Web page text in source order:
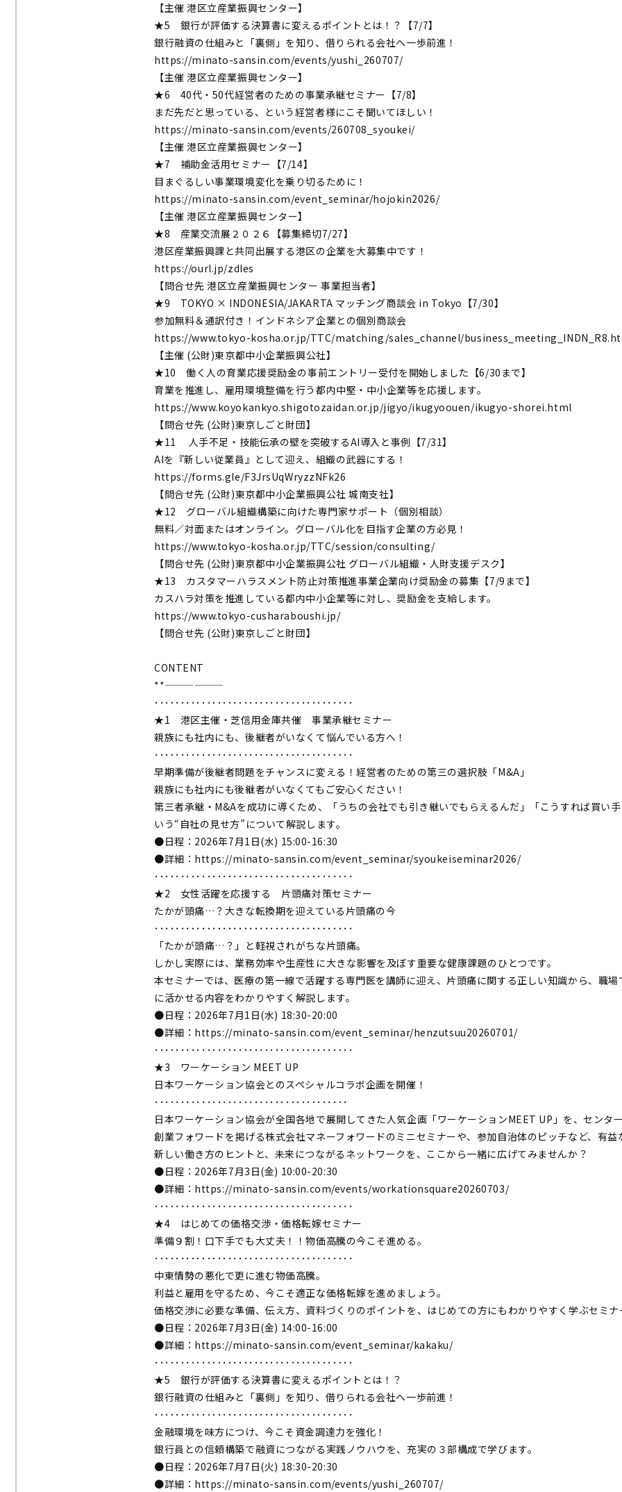
【主催 港区立産業振興センター】
★5 銀⾏が評価する決算書に変えるポイントとは！？【7/7】
銀行融資の仕組みと「裏側」を知り、借りられる会社へ一歩前進！
https://minato-sansin.com/events/yushi_260707/
【主催 港区立産業振興センター】
★6 40代・50代経営者のための事業承継セミナー【7/8】
まだ先だと思っている、という経営者様にこそ聞いてほしい！
https://minato-sansin.com/events/260708_syoukei/
【主催 港区立産業振興センター】
★7 補助金活用セミナー【7/14】
目まぐるしい事業環境変化を乗り切るために！
https://minato-sansin.com/event_seminar/hojokin2026/
【主催 港区立産業振興センター】
★8 産業交流展２０２６【募集締切7/27】
港区産業振興課と共同出展する港区の企業を大募集中です！
https://ourl.jp/zdIes
【問合せ先 港区立産業振興センター 事業担当者】
★9 TOKYO × INDONESIA/JAKARTA マッチング商談会 in Tokyo【7/30】
参加無料＆通訳付き！インドネシア企業との個別商談会
https://www.tokyo-kosha.or.jp/TTC/matching/sales_channel/
【主催 (公財)東京都中小企業振興公社】
★10 働く人の育業応援奨励金の事前エントリー受付を開始しました【6/30まで】
育業を推進し、雇用環境整備を行う都内中堅・中小企業等を応援します。
https://www.koyokankyo.shigotozaidan.or.jp/jigyo/ikugyoouen/ikugyo-shorei.html
【問合せ先 (公財)東京しごと財団】
★11 人手不足・技能伝承の壁を突破するAI導入と事例【7/31】
AIを『新しい従業員』として迎え、組織の武器にする！
https://forms.gle/F3JrsUqWryzzNFk26
【問合せ先 (公財)東京都中小企業振興公社 城南支社】
★12 グローバル組織構築に向けた専門家サポート（個別相談）
無料／対面またはオンライン。グローバル化を目指す企業の方必見！
https://www.tokyo-kosha.or.jp/TTC/session/consulting/
【問合せ先 (公財)東京都中小企業振興公社 グローバル組織・人財支援デスク】
★13 カスタマーハラスメント防止対策推進事業企業向け奨励金の募集【7/9まで】
カスハラ対策を推進している都内中小企業等に対し、奨励金を支給します。
https://www.tokyo-cusharaboushi.jp/
【問合せ先 (公財)東京しごと財団】
CONTENT
**——————
･･････････････････････････････････････
★1 港区主催・芝信用金庫共催 事業承継セミナー
親族にも社内にも、後継者がいなくて悩んでいる方へ！
･･････････････････････････････････････
早期準備が後継者問題をチャンスに変える！経営者のための第三の選択肢「M&A」
親族にも社内にも後継者がいなくてもご安心ください！
第三者承継・M&Aを成功に導くため、「うちの会社でも引き継いでもらえるんだ」「こうすれば買い
いう“自社の見せ方”について解説します。
●日程：2026年7月1日(水) 15:00-16:30
●詳細： https://minato-sansin.com/event_seminar/syoukeiseminar2026/
･･････････････････････････････････････
★2 女性活躍を応援する 片頭痛対策セミナー
たかが頭痛…？大きな転換期を迎えている片頭痛の今
･･････････････････････････････････････
「たかが頭痛…？」と軽視されがちな片頭痛。
しかし実際には、業務効率や生産性に大きな影響を及ぼす重要な健康課題のひとつです。
本セミナーでは、医療の第一線で活躍する専門医を講師に迎え、片頭痛に関する正しい知識から、職
に活かせる内容をわかりやすく解説します。
●日程：2026年7月1日(水) 18:30-20:00
●詳細： https://minato-sansin.com/event_seminar/henzutsuu20260701/
･･････････････････････････････････････
★3 ワーケーション MEET UP
日本ワーケーション協会とのスペシャルコラボ企画を開催！
･････････････････････････････････････
日本ワーケーション協会が全国各地で展開してきた人気企画「ワーケーションMEET UP」を、センタ
創業フォワードを掲げる株式会社マネーフォワードのミニセミナーや、参加自治体のピッチなど、有
新しい働き方のヒントと、未来につながるネットワークを、ここから一緒に広げてみませんか？
●日程：2026年7月3日(金) 10:00-20:30
●詳細： https://minato-sansin.com/events/workationsquare20260703/
･･････････････････････････････････････
★4 はじめての価格交渉・価格転嫁セミナー
準備９割！口下手でも大丈夫！！物価高騰の今こそ進める。
･･････････････････････････････････････
中東情勢の悪化で更に進む物価高騰。
利益と雇用を守るため、今こそ適正な価格転嫁を進めましょう。
価格交渉に必要な準備、伝え方、資料づくりのポイントを、はじめての方にもわかりやすく学ぶセミナ
●日程：2026年7月3日(金) 14:00-16:00
●詳細： https://minato-sansin.com/event_seminar/kakaku/
･･････････････････････････････････････
★5 銀⾏が評価する決算書に変えるポイントとは！？
銀行融資の仕組みと「裏側」を知り、借りられる会社へ一歩前進！
･･････････････････････････････････････
金融環境を味方につけ、今こそ資金調達力を強化！
銀行員との信頼構築で融資につながる実践ノウハウを、充実の３部構成で学びます。
●日程：2026年7月7日(火) 18:30-20:30
●詳細： https://minato-sansin.com/events/yushi_260707/